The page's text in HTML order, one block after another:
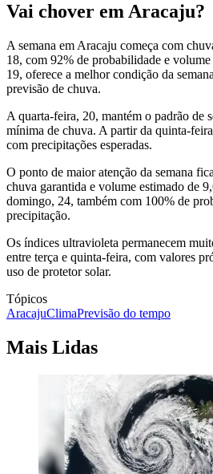
Vai chover em Aracaju?
A semana em Aracaju começa com
18, com 92% de probabilidade e
19, oferece a melhor condição da
previsão de chuva.
A quarta-feira, 20, mantém o padrão de
mínima de chuva. A partir da quinta-
com precipitações esperadas.
O ponto de maior atenção da semana
chuva garantida e volume estimado de
domingo, 24, também com 100% de
precipitação.
Os índices ultravioleta permanecem
entre terça e quinta-feira, com valores
uso de protetor solar.
Tópicos
AracajuClimaPrevisão do tempo
Mais Lidas